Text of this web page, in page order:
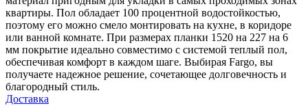
квартиры. Пол обладает 100 процентной водостойкостью,
поэтому его можно смело монтировать на кухне, в коридоре
или ванной комнате. При размерах планки 1520 на 227 на 6
мм покрытие идеально совместимо с системой теплый пол,
обеспечивая комфорт в каждом шаге. Выбирая Fargo, вы
получаете надежное решение, сочетающее долговечность и
благородный стиль.
Доставка